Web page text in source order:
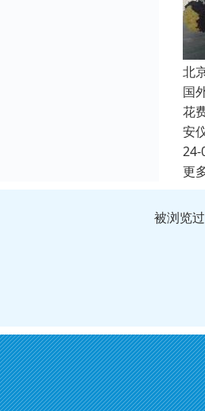
北
国
花
安
24-
更
被浏览